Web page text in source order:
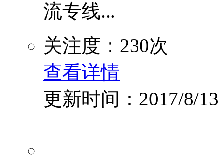
流专线...
关注度：230次
查看详情
更新时间：2017/8/13